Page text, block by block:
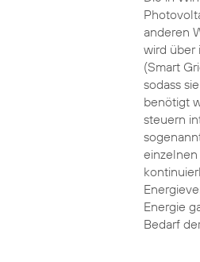
anderen
wird über
(Smart
sodass
benötigt
steuern
Energie
Bedarf